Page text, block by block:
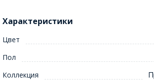
Характеристики
Цвет
Пол
Коллекция